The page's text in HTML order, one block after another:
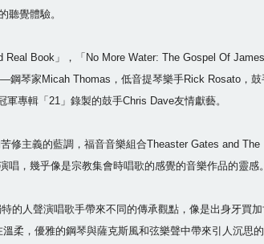
聽覺體驗。
Book」，「No More Water: The Gospel Of
琴家Micah Thomas，低音提琴樂手Rick Rosato，
專輯「21」錄製的鼓手Chris Dave友情獻藝。
修主義的藍調，福音音樂組合Theaster Gates and
唱，幾乎像是宗教集會時唱歌的感覺的音樂作品的靈感
的人聲演唱歌手帶來不同的傳承觀點，像是出身牙買
柔，優雅的鋼琴與薩克斯風和弦樂聲中帶來引人沉思